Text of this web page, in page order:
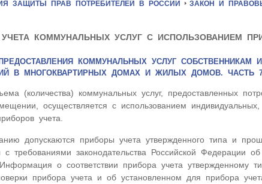
ЗАЩИТЫ ПРАВ ПОТРЕБИТЕЛЕЙ В РОССИИ ЗАКОН И
КОММУНАЛЬНЫХ УСЛУГ С ИСПОЛЬЗОВАНИЕМ
КОММУНАЛЬНЫХ УСЛУГ СОБСТВЕННИКАМ
В МНОГОКВАРТИРНЫХ ДОМАХ И ЖИЛЫХ ДОМОВ. ЧАСТЬ
(количества) коммунальных услуг, предоставленных
осуществляется с использованием индивидуальных,
учета.
допускаются приборы учета утвержденного типа и
с требованиями законодательства Российской Федерации
о соответствии прибора учета утвержденному
прибора учета и об установленном для прибора